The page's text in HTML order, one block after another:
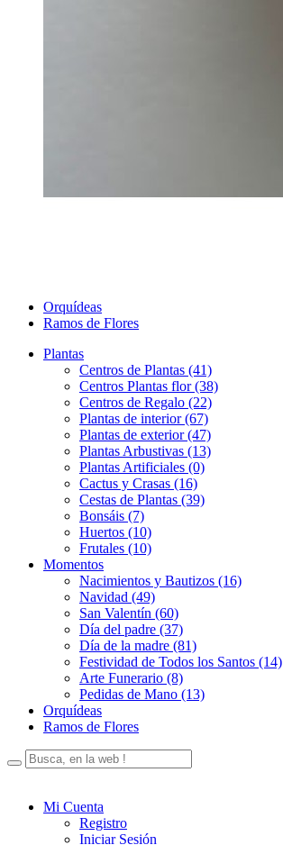
Orquídeas
Ramos de Flores
Plantas
Centros de Plantas (41)
Centros Plantas flor (38)
Centros de Regalo (22)
Plantas de interior (67)
Plantas de exterior (47)
Plantas Arbustivas (13)
Plantas Artificiales (0)
Cactus y Crasas (16)
Cestas de Plantas (39)
Bonsáis (7)
Huertos (10)
Frutales (10)
Momentos
Nacimientos y Bautizos (16)
Navidad (49)
San Valentín (60)
Día del padre (37)
Día de la madre (81)
Festividad de Todos los Santos (14)
Arte Funerario (8)
Pedidas de Mano (13)
Orquídeas
Ramos de Flores
Mi Cuenta
Registro
Iniciar Sesión